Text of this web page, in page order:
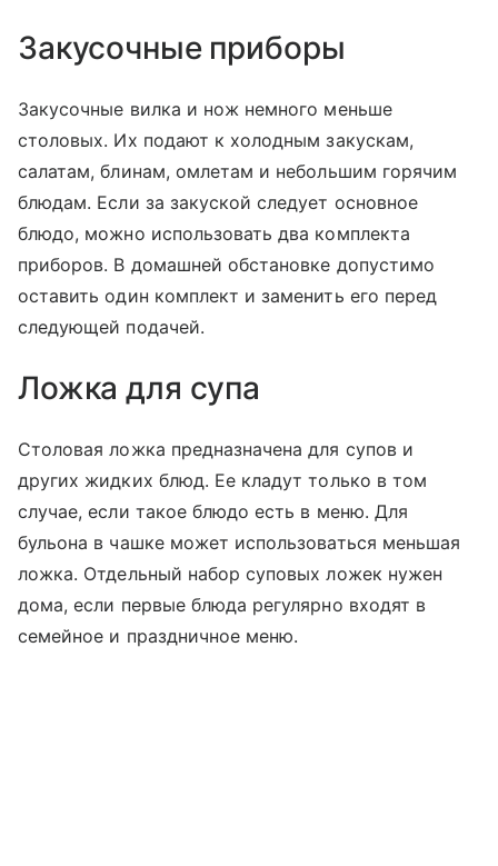
Закусочные приборы
Закусочные вилка и нож немного меньше
столовых. Их подают к холодным закускам,
салатам, блинам, омлетам и небольшим горячим
блюдам. Если за закуской следует основное
блюдо, можно использовать два комплекта
приборов. В домашней обстановке допустимо
оставить один комплект и заменить его перед
следующей подачей.
Ложка для супа
Столовая ложка предназначена для супов и
других жидких блюд. Ее кладут только в том
случае, если такое блюдо есть в меню. Для
бульона в чашке может использоваться меньшая
ложка. Отдельный набор суповых ложек нужен
дома, если первые блюда регулярно входят в
семейное и праздничное меню.